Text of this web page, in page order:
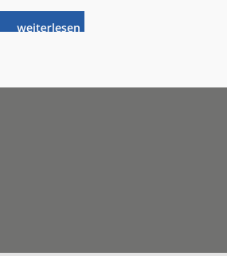
weiterlese
nSolaris: